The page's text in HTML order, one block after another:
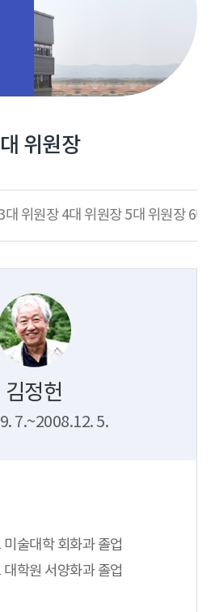
위원장
대 위원장 4대 위원장 5대 위원장 6대
김정헌
7.~2008.12. 5.
술대학 회화과 졸업
학원 서양화과 졸업